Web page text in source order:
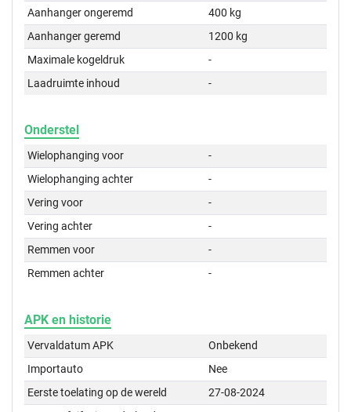
Aanhanger ongeremd
400 kg
Aanhanger geremd
1200 kg
Maximale kogeldruk
-
Laadruimte inhoud
-
Onderstel
Wielophanging voor
-
Wielophanging achter
-
Vering voor
-
Vering achter
-
Remmen voor
-
Remmen achter
-
APK en historie
Vervaldatum APK
Onbekend
Importauto
Nee
Eerste toelating op de wereld
27-08-2024